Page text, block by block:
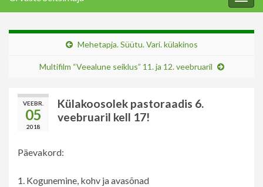
Mehetapja. Süütu. Vari. külakinos
Multifilm “Veealune seiklus” 11. ja 12. veebruaril
VEEBR.
05
2018
Külakoosolek pastoraadis 6.
veebruaril kell 17!
Päevakord:
1. Kogunemine, kohv ja avasõnad